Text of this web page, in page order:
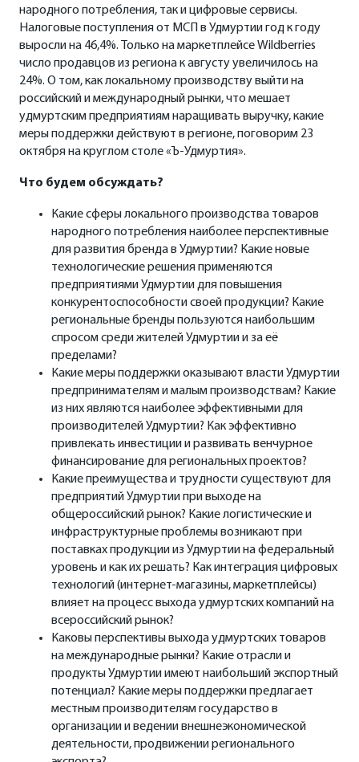
народного потребления, так и цифровые сервисы.
Налоговые поступления от МСП в Удмуртии год к году
выросли на 46,4%. Только на маркетплейсе Wildberries
число продавцов из региона к августу увеличилось на
24%. О том, как локальному производству выйти на
российский и международный рынки, что мешает
удмуртским предприятиям наращивать выручку, какие
меры поддержки действуют в регионе, поговорим 23
октября на круглом столе «Ъ-Удмуртия».
Что будем обсуждать?
Какие сферы локального производства товаров
народного потребления наиболее перспективные
для развития бренда в Удмуртии? Какие новые
технологические решения применяются
предприятиями Удмуртии для повышения
конкурентоспособности своей продукции? Какие
региональные бренды пользуются наибольшим
спросом среди жителей Удмуртии и за её
пределами?
Какие меры поддержки оказывают власти Удмуртии
предпринимателям и малым производствам? Какие
из них являются наиболее эффективными для
производителей Удмуртии? Как эффективно
привлекать инвестиции и развивать венчурное
финансирование для региональных проектов?
Какие преимущества и трудности существуют для
предприятий Удмуртии при выходе на
общероссийский рынок? Какие логистические и
инфраструктурные проблемы возникают при
поставках продукции из Удмуртии на федеральный
уровень и как их решать? Как интеграция цифровых
технологий (интернет-магазины, маркетплейсы)
влияет на процесс выхода удмуртских компаний на
всероссийский рынок?
Каковы перспективы выхода удмуртских товаров
на международные рынки? Какие отрасли и
продукты Удмуртии имеют наибольший экспортный
потенциал? Какие меры поддержки предлагает
местным производителям государство в
организации и ведении внешнеэкономической
деятельности, продвижении регионального